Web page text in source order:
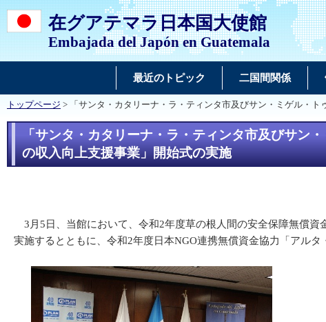
在グアテマラ日本国大使館
Embajada del Japón en Guatemala
最近のトピック 二国間関係
トップページ > 「サンタ・カタリーナ・ラ・ティンタ市及びサン・ミゲル・
「サンタ・カタリーナ・ラ・ティンタ市及びサン
の収入向上支援事業」開始式の実施
3月5日、当館において、令和2年度草の根人間の安全保障無償資
実施するとともに、令和2年度日本NGO連携無償資金協力「アル